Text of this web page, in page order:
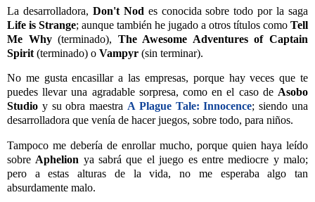
La desarrolladora, Don't Nod es conocida sobre todo por la saga
Life is Strange; aunque también he jugado a otros títulos como Tell
Me Why(terminado), The Awesome Adventures of Captain
Spirit (terminado) o Vampyr (sin terminar).
No me gusta encasillar a las empresas, porque hay veces que te
puedes llevar una agradable sorpresa, como en el caso de Asobo
Studio y su obra maestra A Plague Tale: Innocence; siendo una
desarrolladora que venía de hacer juegos, sobre todo, para niños.
Tampoco me debería de enrollar mucho, porque quien haya leído
sobre Aphelion ya sabrá que el juego es entre mediocre y malo;
pero a estas alturas de la vida, no me esperaba algo tan
absurdamente malo.